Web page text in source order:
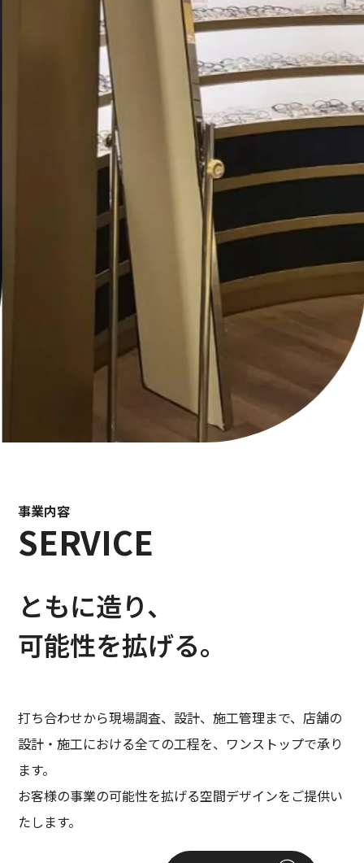
事業内容
SERVICE
ともに造り、
可能性を拡げる。
打ち合わせから現場調査、設計、施工管理まで、店舗の
設計・施工における全ての工程を、ワンストップで承り
ます。
お客様の事業の可能性を拡げる空間デザインをご提供い
たします。